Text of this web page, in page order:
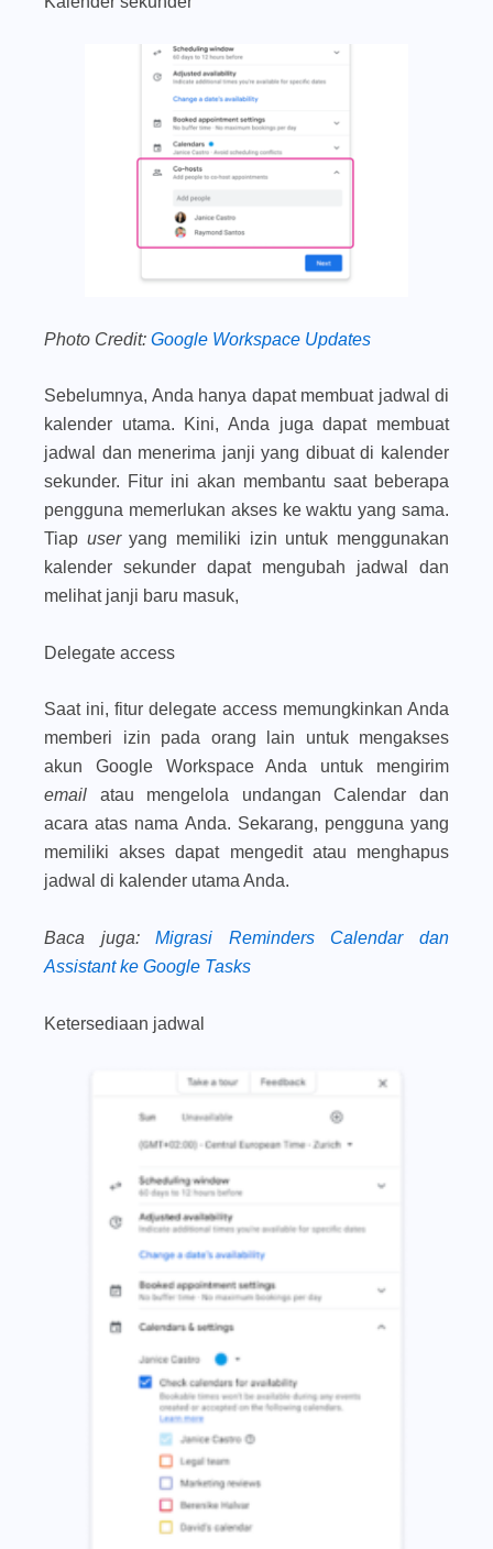
Photo Credit: Google Workspace Updates
Sebelumnya, Anda hanya dapat membuat jadwal di
kalender utama. Kini, Anda juga dapat membuat
jadwal dan menerima janji yang dibuat di kalender
sekunder. Fitur ini akan membantu saat beberapa
pengguna memerlukan akses ke waktu yang sama.
Tiap useryang memiliki izin untuk menggunakan
kalender sekunder dapat mengubah jadwal dan
melihat janji baru masuk,
Delegate access
Saat ini, fitur delegate access memungkinkan Anda
memberi izin pada orang lain untuk mengakses
akun Google Workspace Anda untuk mengirim
email atau mengelola undangan Calendar dan
acara atas nama Anda. Sekarang, pengguna yang
memiliki akses dapat mengedit atau menghapus
jadwal di kalender utama Anda.
Baca juga:
Migrasi Reminders Calendar dan
Assistant ke Google Tasks
Ketersediaan jadwal